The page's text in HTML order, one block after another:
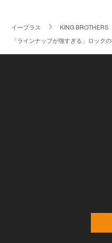
イープラス
KING BROTHERS
「ラインナップが強すぎる」ロック